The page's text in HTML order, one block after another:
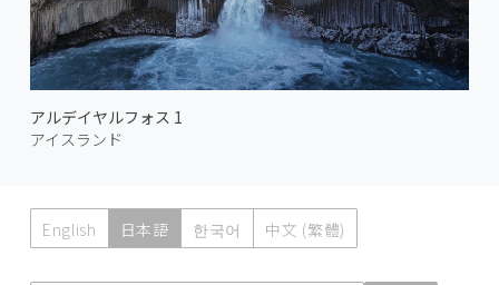
アルデイヤルフォス 1
アイスランド
English 日本語 한국어 中文 (繁體)